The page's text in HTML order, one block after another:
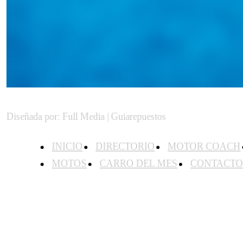
Diseñada por: Full Media | Guiarepuestos
INICIO DIRECTORIO MOTOR COACH
MOTOS
CARRO DEL MES CONTACTO